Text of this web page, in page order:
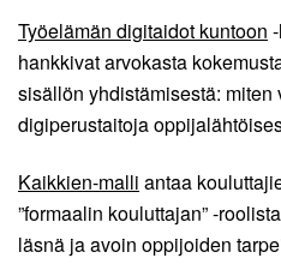
Työelämän digitaidot kuntoon
hankkivat arvokasta
sisällön yhdistämisestä: miten
digiperustaitoja
Kaikkien-malli antaa
”formaalin kouluttajan” -
läsnä ja avoin oppijoiden